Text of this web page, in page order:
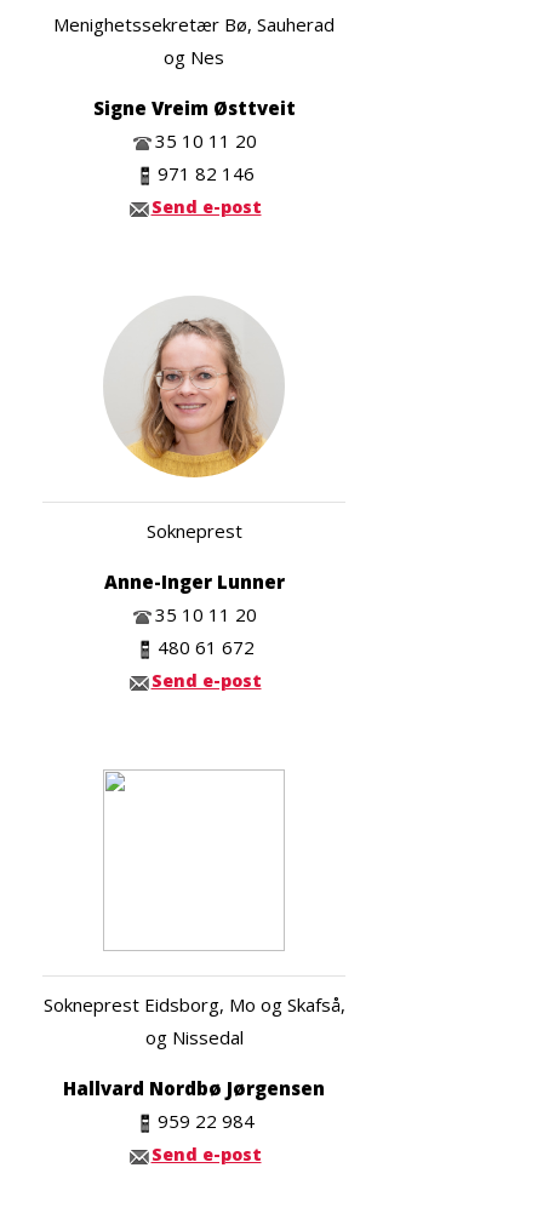
Menighetssekretær Bø, Sauherad
og Nes
Signe Vreim Østtveit
35 10 11 20
971 82 146
Send e-post
Sokneprest
Anne-Inger Lunner
35 10 11 20
480 61 672
Send e-post
Sokneprest Eidsborg, Mo og Skafså,
og Nissedal
Hallvard Nordbø Jørgensen
959 22 984
Send e-post